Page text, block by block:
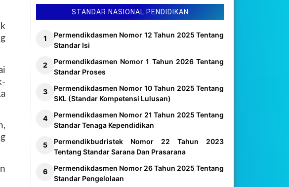
STANDAR NASIONAL PENDIDIKAN
Permendikdasmen Nomor 12 Tahun 2025 Tentang
Standar Isi
Permendikdasmen Nomor 1 Tahun 2026 Tentang
Standar Proses
Permendikdasmen Nomor 10 Tahun 2025 Tentang
SKL (Standar Kompetensi Lulusan)
Permendikdasmen Nomor 21 Tahun 2025 Tentang
Standar Tenaga Kependidikan
Permendikbudristek Nomor 22 Tahun 2023
Tentang Standar Sarana Dan Prasarana
Permendikdasmen Nomor 26 Tahun 2025 Tentang
Standar Pengelolaan